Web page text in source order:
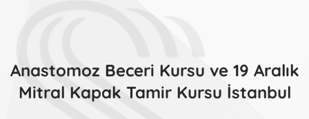
Anastomoz Beceri Kursu ve 19 Aralık
Mitral Kapak Tamir Kursu İstanbul